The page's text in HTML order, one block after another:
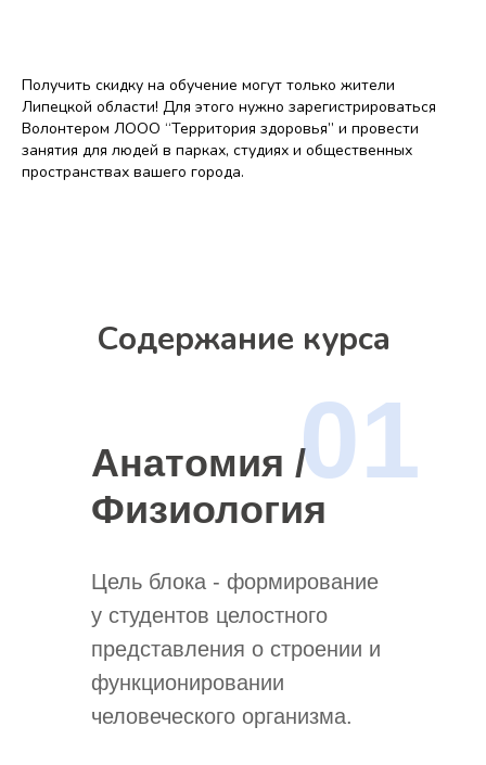
Получить скидку на обучение могут только жители
Липецкой области! Для этого нужно зарегистрироваться
Волонтером ЛООО “Территория здоровья” и провести
занятия для людей в парках, студиях и общественных
пространствах вашего города.
Содержание курса
Анатомия /
Физиология
Цель блока - формирование
у студентов целостного
представления о строении и
функционировании
человеческого организма.
01